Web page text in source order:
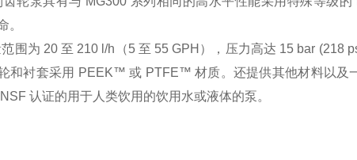
。
围为 20 至 210 l/h（5 至 55 GPH），压力高达 15 bar (218
和衬套采用 PEEK™ 或 PTFE™ 材质。还提供其他材料以及
认证的用于人类饮用的饮用水或液体的泵。